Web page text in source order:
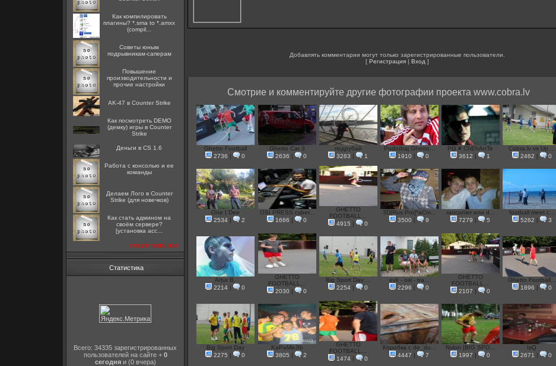
Как компилировать
плагины? *.sma to *.amxx
(compil...
Советы юным
подрывникам-саперам
Повышение
производительности и
прочие настройки
AK-47 в Counter Strike
Как посмотреть DEMO
(демку) игры в Counter
Strike
Деньги в CS 1.6
Работа с консолью и ее
команды
Делаем Лого в Counter
Strike (для новечков)
Как стать админом на
своём сервере?
[установка acc...
посмотреть все
Статистика
Всего: 34335 зарегистрированных
пользователей на сайте + 0
сегодняи (0 вчера)
Добавлять комментарии могут только зарегистрированные пользователи.
[ Регистрация Вход ]
Смотрие и комментируйте другие фотографии проекта www.cobra.lv
Ghetto Football
2736
0
Ghetto Car 3
2636
0
подрубай
3263
1
Podrubaj Ghetto...
1910
0
PG # ChEhAnTe
3612
1
Cobra.lv vs Up ...
2462
0
One | Dee
2534
2
OSI PRESS cyber...
1666
0
GHETTO
FOOTBALL...
4915
0
3D[Rus.Pro]*aCm...
3500
9
rancunier или d...
7279
5
football meet c...
5262
3
Artur B.
2214
0
GHETTO
FOOTBALL...
2030
0
Big Sport Day ...
2254
0
evk - osi - tra...
2296
0
GHETTO
FOOTBALL...
2107
0
Ghetto Football...
1896
0
Big Sport Day
2275
0
KaPaMeJIb
3805
2
GHETTO
FOOTBALL...
1474
0
Коробка с de_du...
4447
7
Nylon [BIG SPO...
1997
0
IsQ
2671
0